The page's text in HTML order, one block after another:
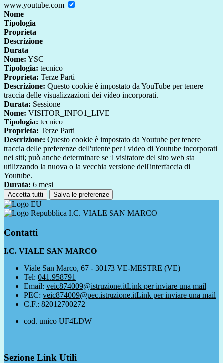
www.youtube.com
Nome
Tipologia
Proprieta
Descrizione
Durata
Nome: YSC
Tipologia: tecnico
Proprieta: Terze Parti
Descrizione: Questo cookie è impostato da YouTube per tenere
traccia delle visualizzazioni dei video incorporati.
Durata: Sessione
Nome: VISITOR_INFO1_LIVE
Tipologia: tecnico
Proprieta: Terze Parti
Descrizione: Questo cookie è impostato da Youtube per tenere
traccia delle preferenze dell'utente per i video di Youtube incorporati
nei siti; può anche determinare se il visitatore del sito web sta
utilizzando la nuova o la vecchia versione dell'interfaccia di
Youtube.
Durata: 6 mesi
Accetta tutti Salva le preferenze
I.C. VIALE SAN MARCO
Contatti
I.C. VIALE SAN MARCO
Viale San Marco, 67 - 30173 VE-MESTRE (VE)
Tel: 041.958791
Email: veic874009@istruzione.itLink per inviare una mail
PEC: veic874009@pec.istruzione.itLink per inviare una mail
C.F.: 82012700272
cod. unico UF4LDW
Sezione Link Utili